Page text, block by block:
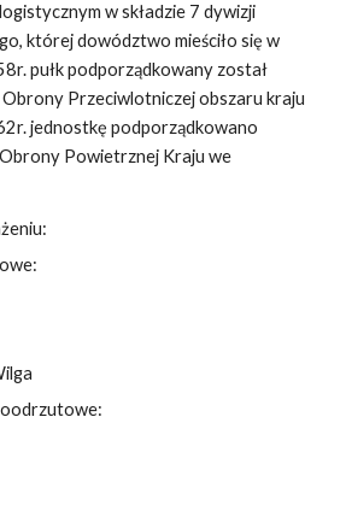
w składzie 7 dywizji
której dowództwo mieściło się w
pułk podporządkowany został
Przeciwlotniczej obszaru kraju
jednostkę podporządkowano
Powietrznej Kraju we